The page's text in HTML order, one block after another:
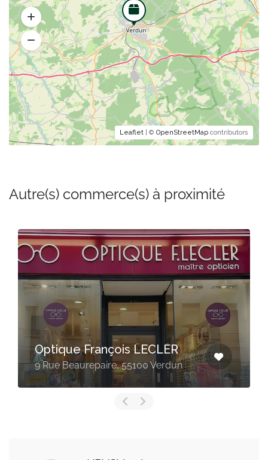
Leaflet | © OpenStreetMap contributors
Autre(s) commerce(s) à proximité
Lunetterie Verdunoise
Place Maurice Genevoix, 55100
Verdun